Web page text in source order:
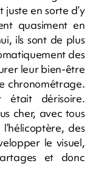
en sorte d’y
quasiment en
ils sont de plus
des
leur bien-être
chronométrage.
était dérisoire.
cher, avec tous
des
le visuel,
et donc